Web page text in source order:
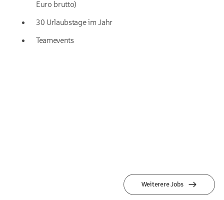
Euro brutto)
30 Urlaubstage im Jahr
Teamevents
Weiterere Jobs